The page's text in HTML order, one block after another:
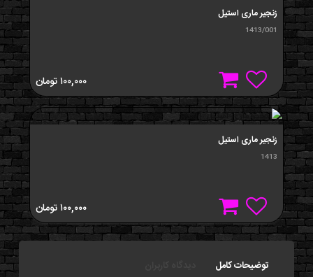
زنجیر ماری استیل
1413/001
۱۰۰,۰۰۰تومان
زنجیر ماری استیل
1413
۱۰۰,۰۰۰تومان
توضیحات کامل